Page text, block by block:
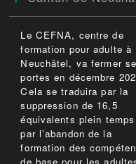
Le CEFNA, centre de
formation pour adulte à
Neuchâtel, va fermer
portes en décembre
Cela se traduira par la
suppression de 16,5
équivalents plein
par l’abandon de la
formation des